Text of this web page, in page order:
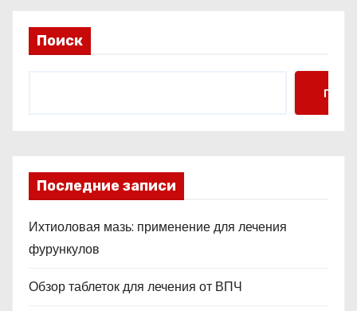
Поиск
Поиск
Последние записи
Ихтиоловая мазь: применение для лечения
фурункулов
Обзор таблеток для лечения от ВПЧ